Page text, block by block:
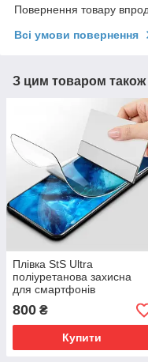
Повернення товару
Всі умови повернення
З цим товаром
Плівка StS Ultra
поліуретанова захисна
для смартфонів
800 ₴
Купити